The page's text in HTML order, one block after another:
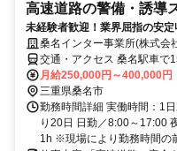
高速道路の警備・誘導
未経験者歓迎！業界屈指の安
桑名インター事業所(株式会
交通・アクセス 桑名駅車で
月給250,000円～400,000円
三重県桑名市
勤務時間詳細 実働時間：1
り20日 日勤／8:00～17:00
1h ※現場により勤務時間の